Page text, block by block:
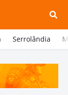
Serrolândia